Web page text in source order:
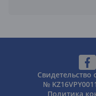
Свидетельство
№
Политика